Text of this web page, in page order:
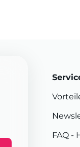
FAQ -